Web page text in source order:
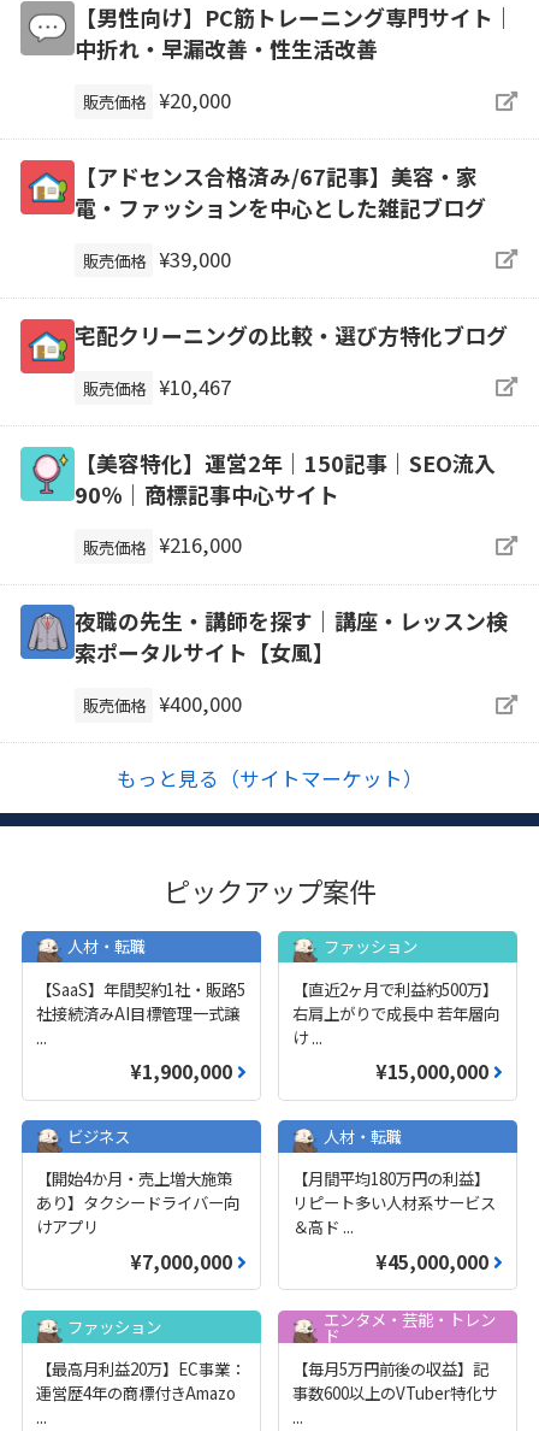
【男性向け】PC筋トレーニング専門サイト｜
中折れ・早漏改善・性生活改善
販売価格 ¥20,000
【アドセンス合格済み/67記事】美容・家
電・ファッションを中心とした雑記ブログ
販売価格 ¥39,000
宅配クリーニングの比較・選び方特化ブログ
販売価格 ¥10,467
【美容特化】運営2年｜150記事｜SEO流入
90％｜商標記事中心サイト
販売価格 ¥216,000
夜職の先生・講師を探す｜講座・レッスン検
索ポータルサイト【女風】
販売価格 ¥400,000
もっと見る（サイトマーケット）
ピックアップ案件
人材・転職
【SaaS】年間契約1社・販路5
社接続済みAI目標管理一式譲
...
¥1,900,000
ファッション
【直近2ヶ月で利益約500万】
右肩上がりで成長中 若年層向
け...
¥15,000,000
ビジネス
【開始4か月・売上増大施策
あり】タクシードライバー向
けアプリ
¥7,000,000
人材・転職
【月間平均180万円の利益】
リピート多い人材系サービス
＆高ド ...
¥45,000,000
ファッション
【最高月利益20万】EC事業：
運営歴4年の商標付きAmazo
...
エンタメ・芸能・トレン
ド
【毎月5万円前後の収益】記
事数600以上のVTuber特化サ
...